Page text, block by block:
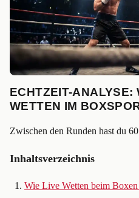
ECHTZEIT-ANALYSE:
WETTEN IM
Zwischen den Runden hast du
Inhaltsverzeichnis
Wie Live Wetten beim